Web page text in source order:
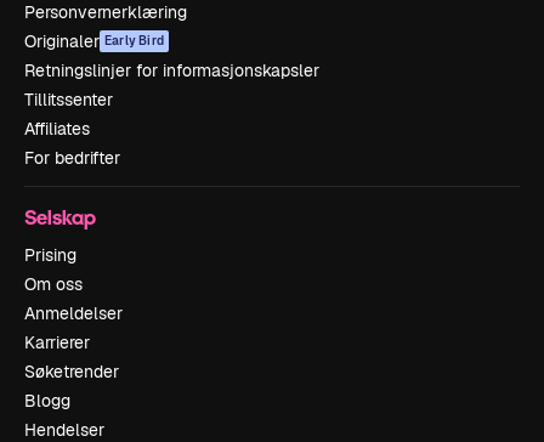
Personvernerklæring
Originaler Early Bird
Retningslinjer for informasjonskapsler
Tillitssenter
Affiliates
For bedrifter
Selskap
Prising
Om oss
Anmeldelser
Karrierer
Søketrender
Blogg
Hendelser